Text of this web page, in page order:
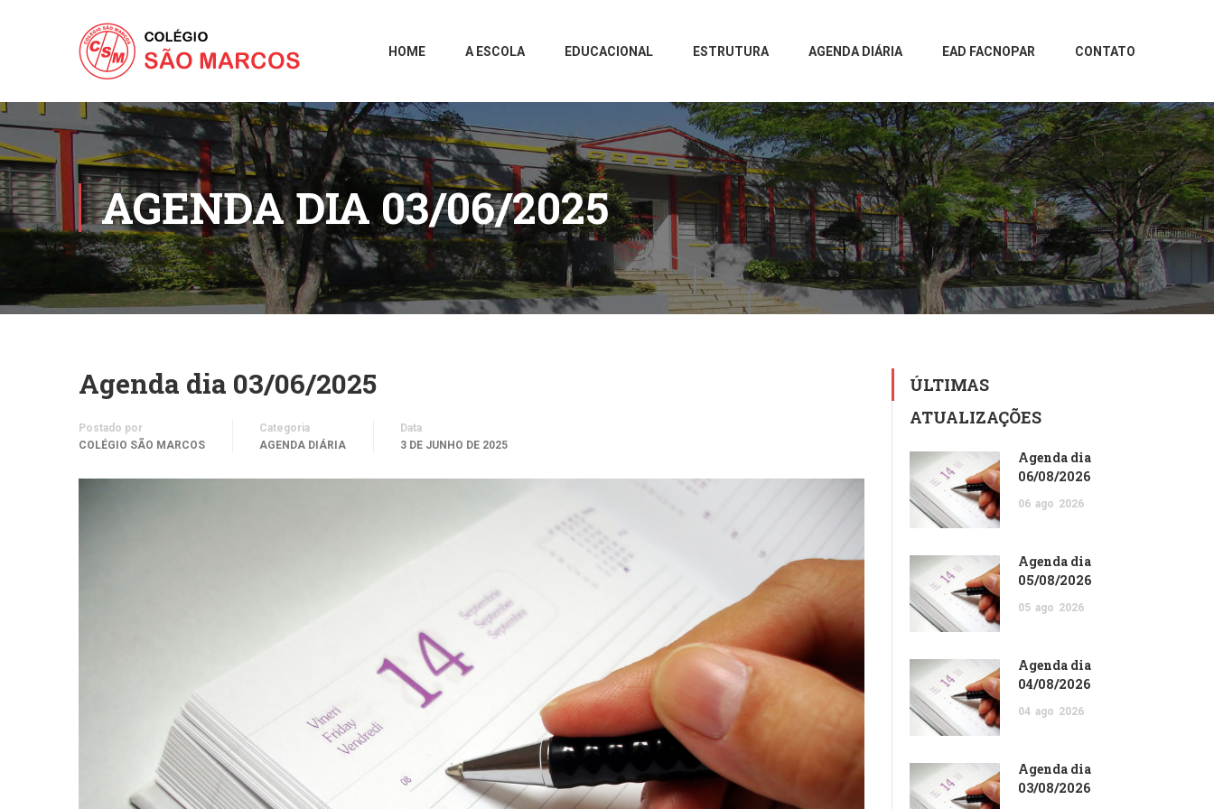
HOME A ESCOLA EDUCACIONAL ESTRUTURA AGENDA DIÁRIA EAD FACNOPAR CONTATO
AGENDA DIA 03/06/2025
Agenda dia 03/06/2025
Postado por
COLÉGIO SÃO MARCOS
Categoria
AGENDA DIÁRIA
Data
3 DE JUNHO DE 2025
ÚLTIMAS
ATUALIZAÇÕES
Agenda dia
06/08/2026
06 ago 2026
Agenda dia
05/08/2026
05 ago 2026
Agenda dia
04/08/2026
04 ago 2026
Agenda dia
03/08/2026